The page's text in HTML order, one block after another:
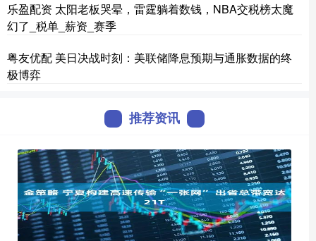
乐盈配资 太阳老板哭晕，雷霆躺着数钱，NBA交税榜太魔
幻了_税单_薪资_赛季
粤友优配 美日决战时刻：美联储降息预期与通胀数据的终
极博弈
推荐资讯